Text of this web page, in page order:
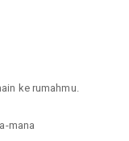
ke rumahmu.
mana